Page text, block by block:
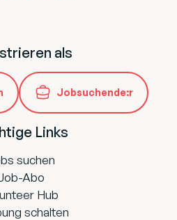
als
Jobsuchende:r
Links
suchen
Abo
Hub
schalten